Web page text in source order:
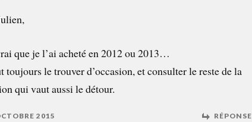
que je l’ai acheté en 2012 ou 2013…
toujours le trouver d’occasion, et consulter le reste de la
qui vaut aussi le détour.
2015 RÉPONSE